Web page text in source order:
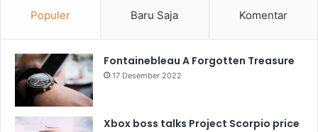
Populer Baru Saja Komentar
Fontainebleau A Forgotten Treasure
17 Desember 2022
Xbox boss talks Project Scorpio price